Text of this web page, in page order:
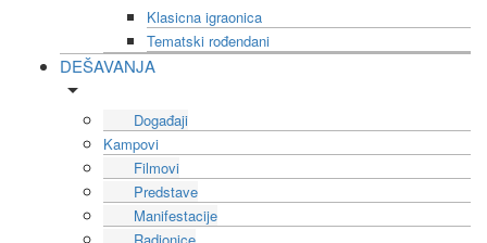
Klasicna igraonica
Tematski rođendani
DEŠAVANJA
Događaji
Kampovi
Filmovi
Predstave
Manifestacije